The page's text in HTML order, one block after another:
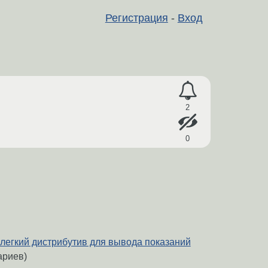
Регистрация - Вход
2
0
дистрибутив для вывода показаний